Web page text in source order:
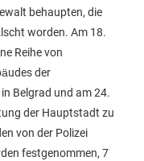
behaupten, die
worden. Am 18.
Reihe von
der
Belgrad und am 24.
der Hauptstadt zu
von der Polizei
festgenommen, 7